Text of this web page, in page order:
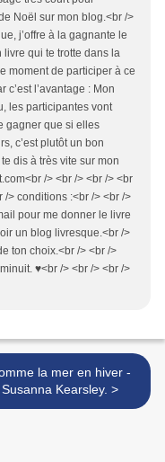
Noël sur mon blog.<br />
j’offre à la gagnante le
livre qui te trotte dans la
moment de participer à ce
c’est l’avantage : Mon
les participantes vont
gagner que si elles
c’est plutôt un bon
dis à très vite sur mon
/> <br /> <br /> <br
/> conditions :<br /> <br />
pour me donner le livre
un blog livresque.<br />
ton choix.<br /> <br />
♥<br /> <br /> <br />
la mer en hiver -
Susanna Kearsley. >